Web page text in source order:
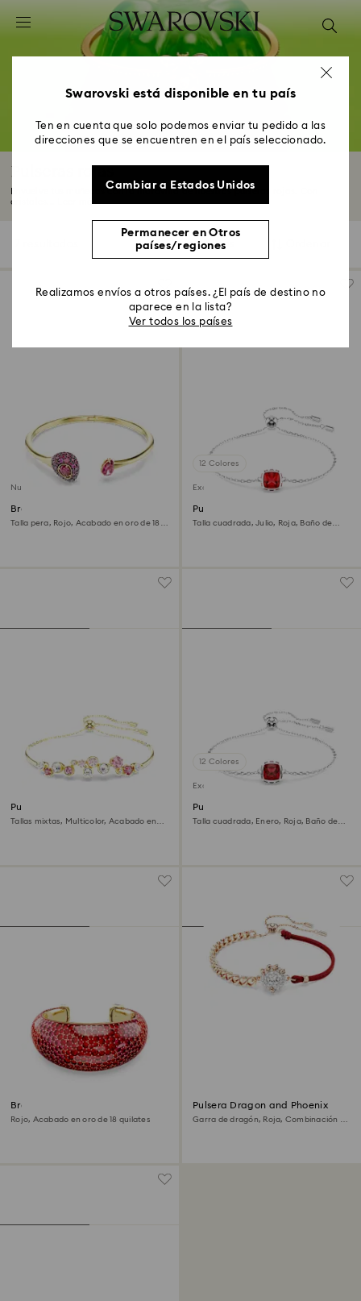
Accesskeys list
2 - Footer
4 - Search results
Pulseras rojas
Envuelve tus muñecas con la maravilla de nuestras pulseras rojas. Con
cristales...
Filtros
Filtros
Nuevo
Brazalete Sublima
Talla pera, Rojo, Acabado en oro de 18
12 Colores
Exclusivo online
Pulsera Birthstone
Talla cuadrada, Julio, Roja, Baño de
Pulsera Constella
Tallas mixtas, Multicolor, Acabado en
12 Colores
Exclusivo online
Pulsera Birthstone
Talla cuadrada, Enero, Roja, Baño de
Brazalete Idyllia
Rojo, Acabado en oro de 18 quilates
Pulsera Dragon and Phoenix
Garra de dragón, Roja, Combinación de
Swarovski está disponible en tu país
Ten en cuenta que solo podemos enviar tu pedido a las
direcciones que se encuentren en el país seleccionado.
Cambiar a Estados Unidos
Permanecer en Otros
países/regiones
Realizamos envíos a otros países. ¿El país de destino no
aparece en la lista?
Ver todos los países